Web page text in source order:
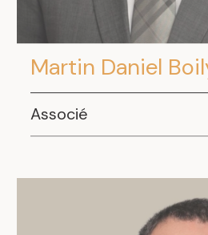
Martin Daniel
Associé